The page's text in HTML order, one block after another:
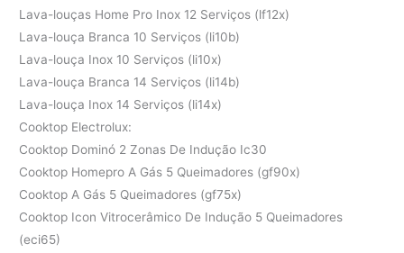
Lava-louças Home Pro Inox 12 Serviços (lf12x)
Lava-louça Branca 10 Serviços (li10b)
Lava-louça Inox 10 Serviços (li10x)
Lava-louça Branca 14 Serviços (li14b)
Lava-louça Inox 14 Serviços (li14x)
Cooktop Electrolux:
Cooktop Dominó 2 Zonas De Indução Ic30
Cooktop Homepro A Gás 5 Queimadores (gf90x)
Cooktop A Gás 5 Queimadores (gf75x)
Cooktop Icon Vitrocerâmico De Indução 5 Queimadores
(eci65)